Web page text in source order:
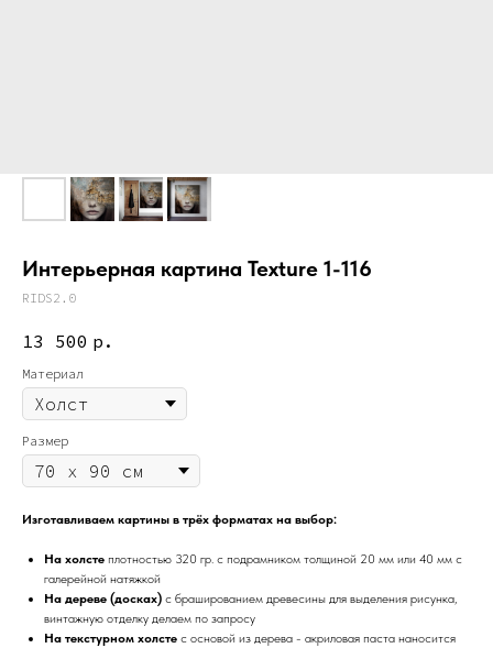
Интерьерная картина Texture 1-116
RIDS2.0
13 500 р.
Материал
Размер
Изготавливаем картины в трёх форматах на выбор:
На холсте плотностью 320 гр. с подрамником толщиной 20 мм или 40 мм с
галерейной натяжкой
На дереве (досках) с брашированием древесины для выделения рисунка,
винтажную отделку делаем по запросу
На текстурном холсте с основой из дерева - акриловая паста наносится